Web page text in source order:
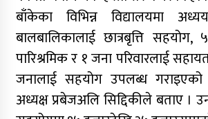
बाँकेका विभिन्न विद्यालयमा
बालबालिकालाई छात्रबृत्ति
पारिश्रमिक र १ जना परिवारलाई
जनालाई सहयोग उपलब्ध
अध्यक्ष प्रबेजअलि सिद्दिकीले बताए ।